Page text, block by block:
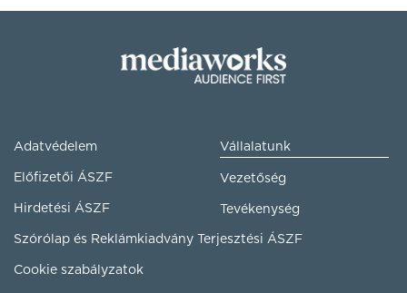
Adatvédelem
Előfizetői ÁSZF
Hirdetési ÁSZF
Szórólap és Reklámkiadvány Terjesztési ÁSZF
Cookie szabályzatok
Vállalatunk
Vezetőség
Tevékenység